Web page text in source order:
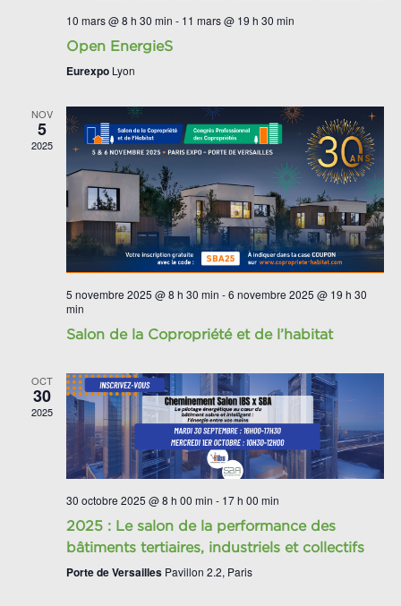
10 mars @ 8 h 30 min - 11 mars @ 19 h 30 min
Open EnergieS
Eurexpo Lyon
NOV
5
2025
5 novembre 2025 @ 8 h 30 min -6 novembre 2025 @ 19 h 30
min
Salon de la Copropriété et de l’habitat
OCT
30
2025
30 octobre 2025 @ 8 h 00 min - 17 h 00 min
2025 : Le salon de la performance des
bâtiments tertiaires, industriels et collectifs
Porte de Versailles Pavillon 2.2, Paris